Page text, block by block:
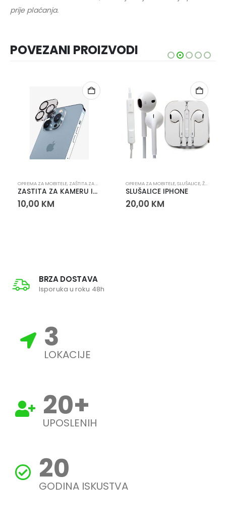
prije plaćanja.
POVEZANI PROIZVODI
ZA MOBITELE ,PUNJAČI
OPREMA ZA MOBITELE, ZAŠTITA ZA KAMERU
ZASTITA ZA KAMERU IPHONE 12
10,00 KM
OPREMA ZA MOBITELE,SLUŠALICE,ŽIČANE SLUŠALICE
SLUŠALICE IPHONE
20,00 KM
BRZA DOSTAVA
Isporuka u roku 48h
3
LOKACIJE
20+
UPOSLENIH
20
GODINA ISKUSTVA